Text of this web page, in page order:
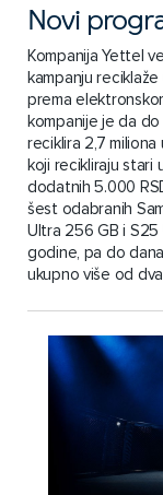
Novi
Kompanija Yettel
kampanju
prema
kompanije je da
reciklira 2,7
koji recikliraju stari
dodatnih 5.000
šest odabranih
Ultra 256 GB i S25
godine, pa do
ukupno više od